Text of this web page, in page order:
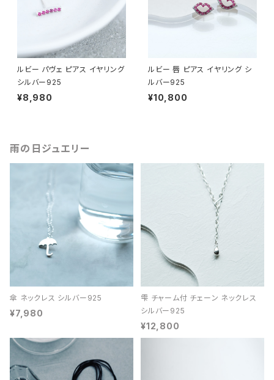
ルビー パヴェ ピアス イヤリング
シルバー925
¥8,980
ルビー 唇 ピアス イヤリング シ
ルバー925
¥10,800
雨の日ジュエリー
傘 ネックレス シルバー925
¥7,980
雫 チャーム付 チェーン ネックレス
シルバー925
¥12,800